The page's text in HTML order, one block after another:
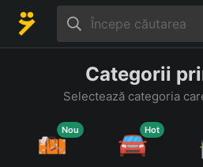
Categorii
Selectează categoria
Nou Hot